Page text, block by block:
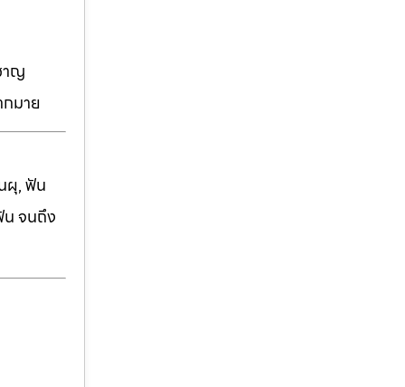
าญ
มาย
ผุ, ฟัน
จนถึง